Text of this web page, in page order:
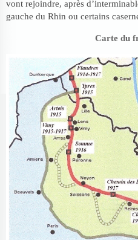
vont rejoindre, après
gauche du Rhin ou certains
Carte du